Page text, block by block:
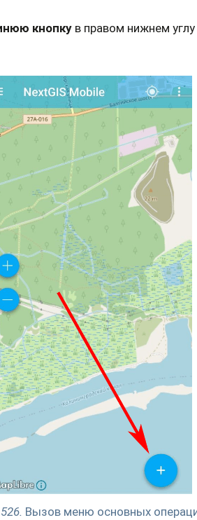
кнопку в правом нижнем
Вызов меню основных